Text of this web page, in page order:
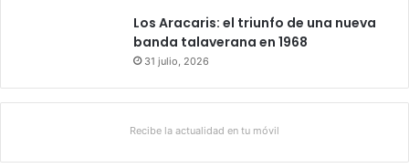
Los Aracaris: el triunfo de una nueva
banda talaverana en 1968
31 julio, 2026
Recibe la actualidad en tu móvil